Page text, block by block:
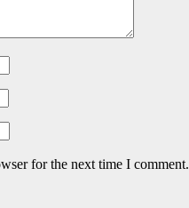
for the next time I comment.